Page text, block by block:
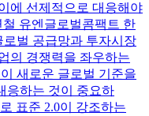
에 선제적으로 대응해야
유엔글로벌콤팩트 한
벌 공급망과 투자시장
의 경쟁력을 좌우하는
새로운 글로벌 기준을
응하는 것이 중요하
표준 2.0이 강조하는